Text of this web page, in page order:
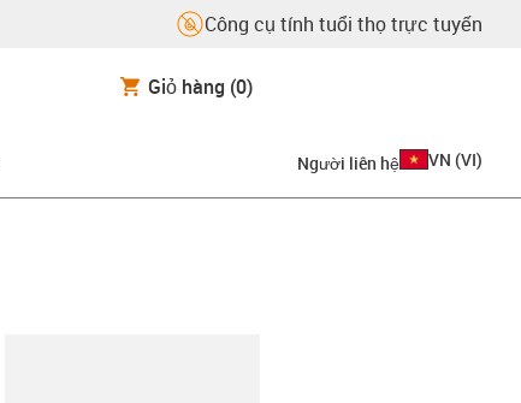
Công cụ tính tuổi thọ trực tuyến
Giỏ hàng (0)
Người liên hệ VN (VI)